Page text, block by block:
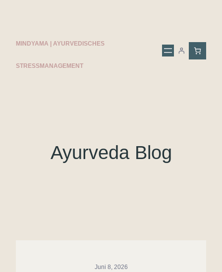
MINDYAMA | AYURVEDISCHES
STRESSMANAGEMENT
Ayurveda Blog
Juni 8, 2026